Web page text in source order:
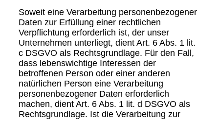
Soweit eine Verarbeitung personenbezogener
Daten zur Erfüllung einer rechtlichen
Verpflichtung erforderlich ist, der unser
Unternehmen unterliegt, dient Art. 6 Abs. 1 lit.
c DSGVO als Rechtsgrundlage. Für den Fall,
dass lebenswichtige Interessen der
betroffenen Person oder einer anderen
natürlichen Person eine Verarbeitung
personenbezogener Daten erforderlich
machen, dient Art. 6 Abs. 1 lit. d DSGVO als
Rechtsgrundlage. Ist die Verarbeitung zur